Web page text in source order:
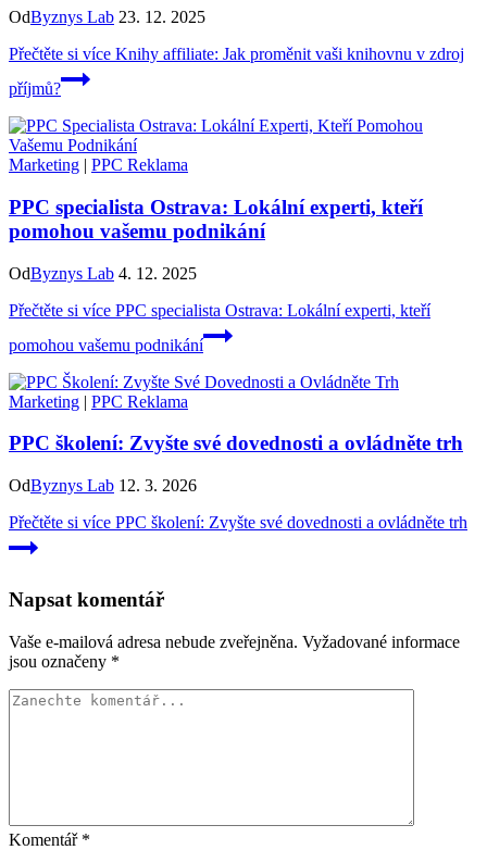
OdByznys Lab 23. 12. 2025
Přečtěte si více Knihy affiliate: Jak proměnit vaši knihovnu v zdroj
příjmů?
Marketing | PPC Reklama
PPC specialista Ostrava: Lokální experti, kteří
pomohou vašemu podnikání
OdByznys Lab 4. 12. 2025
Přečtěte si více PPC specialista Ostrava: Lokální experti, kteří
pomohou vašemu podnikání
Marketing | PPC Reklama
PPC školení: Zvyšte své dovednosti a ovládněte trh
OdByznys Lab 12. 3. 2026
Přečtěte si více PPC školení: Zvyšte své dovednosti a ovládněte trh
Napsat komentář
Vaše e-mailová adresa nebude zveřejněna. Vyžadované informace
jsou označeny *
Komentář *